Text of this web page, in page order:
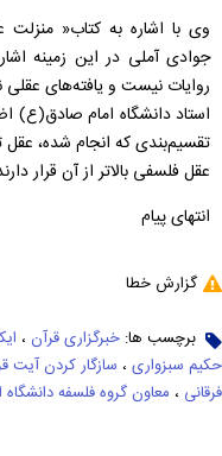
وی با اشاره به کتاب«
جوادی آملی در این زمینه
روایات نیست و یافته‌های
استاد دانشگاه امام صادق(ع)
تقسیم‌بندی که انجام شده،
عقل فلسفی بالاتر از آن قرار
انتهای پیام
گزارش خطا
برچسب ها: خبرگزاری قرآن ،
حکیم سبزواری ، سازگار کردن آیت
فرقانی ، معاون گروه فلسفه